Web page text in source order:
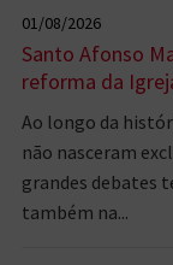
01/08/2026
Santo Afonso
reforma da
Ao longo da
não nasceram
grandes debates
também na...